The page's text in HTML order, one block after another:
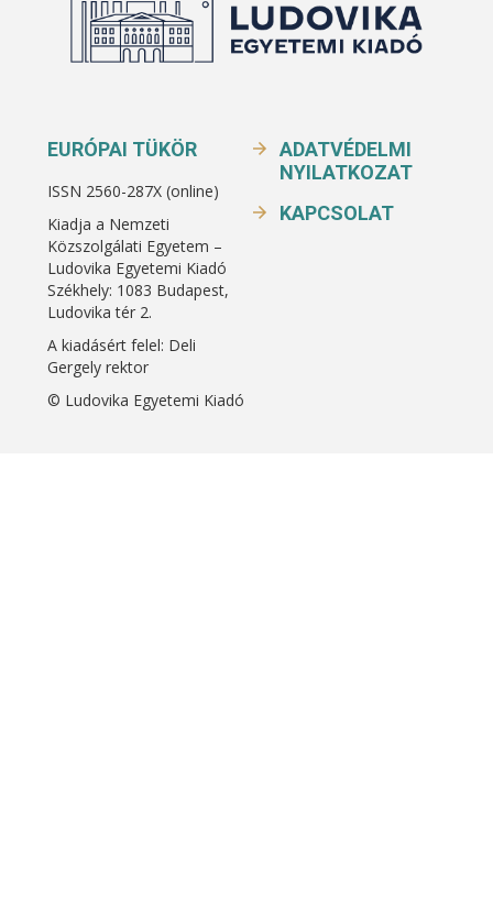
EURÓPAI TÜKÖR
ISSN 2560-287X (online)
Kiadja a Nemzeti
Közszolgálati Egyetem –
Ludovika Egyetemi Kiadó
Székhely: 1083 Budapest,
Ludovika tér 2.
A kiadásért felel: Deli
Gergely rektor
© Ludovika Egyetemi Kiadó
ADATVÉDELMI
NYILATKOZAT
KAPCSOLAT